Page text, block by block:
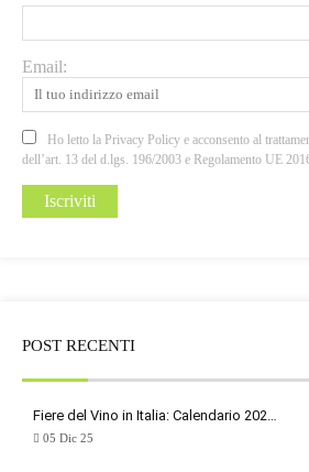
Email:
Ho letto la Privacy Policy e acconsento al
dell’art. 13 del d.lgs. 196/2003 e Regolamento UE
POST RECENTI
Fiere del Vino in Italia: Calendario 202…
05 Dic 25